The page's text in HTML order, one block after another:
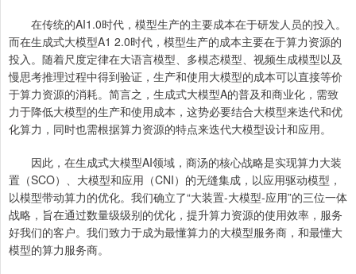
在传统的AI1.0时代，模型生产的主要成本在于研发人员的投入。
而在生成式大模型A1 2.0时代，模型生产的成本主要在于算力资源的
投入。随着尺度定律在大语言模型、多模态模型、视频生成模型以及
慢思考推理过程中得到验证，生产和使用大模型的成本可以直接等价
于算力资源的消耗。简言之，生成式大模型A的普及和商业化，需致
力于降低大模型的生产和使用成本，这势必要结合大模型来迭代和优
化算力，同时也需根据算力资源的特点来迭代大模型设计和应用。
因此，在生成式大模型AI领域，商汤的核心战略是实现算力大装
置（SCO）、大模型和应用（CNI）的无缝集成，以应用驱动模型，
以模型带动算力的优化。我们确立了“大装置-大模型-应用”的三位一体
战略，旨在通过数量级级别的优化，提升算力资源的使用效率，服务
好我们的客户。我们致力于成为最懂算力的大模型服务商，和最懂大
模型的算力服务商。